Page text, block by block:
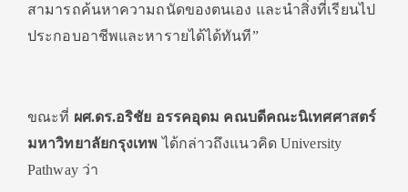
สามารถค้นหาความถนัดของตนเอง และนำสิ่งที่เรียนไป
ประกอบอาชีพและหารายได้ได้ทันที”
ขณะที่ ผศ.ดร.อริชัย อรรคอุดม คณบดีคณะนิเทศศาสตร์
มหาวิทยาลัยกรุงเทพ ได้กล่าวถึงแนวคิด University
Pathway ว่า